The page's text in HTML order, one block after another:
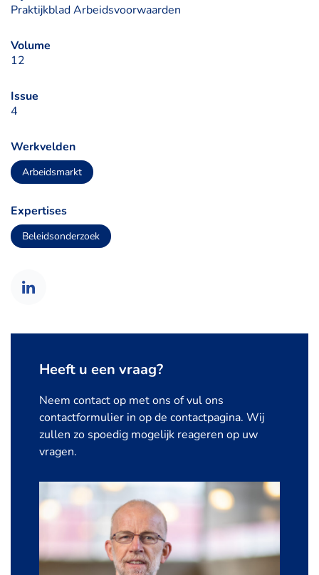
Praktijkblad Arbeidsvoorwaarden
Volume
12
Issue
4
Werkvelden
Arbeidsmarkt
Expertises
Beleidsonderzoek
Heeft u een vraag?
Neem contact op met ons of vul ons
contactformulier in op de contactpagina. Wij
zullen zo spoedig mogelijk reageren op uw
vragen.